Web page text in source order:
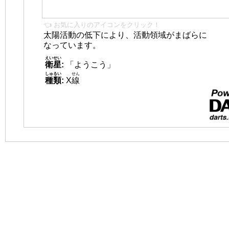
👈 お気に入りのアイコンをクリック！
太陽活動の低下により、活動領域がまばらに
なっています。
衛星
えいせい
:
「ようこう」
種類
しゅるい
: X線
せん